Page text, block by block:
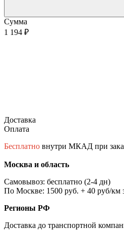
Сумма
1 194 ₽
Доставка
Оплата
Бесплатно внутри МКАД при
Москва и область
Самовывоз: бесплатно (2-4 дн)
По Москве: 1500 руб. + 40 руб/
Регионы РФ
Доставка до транспортной